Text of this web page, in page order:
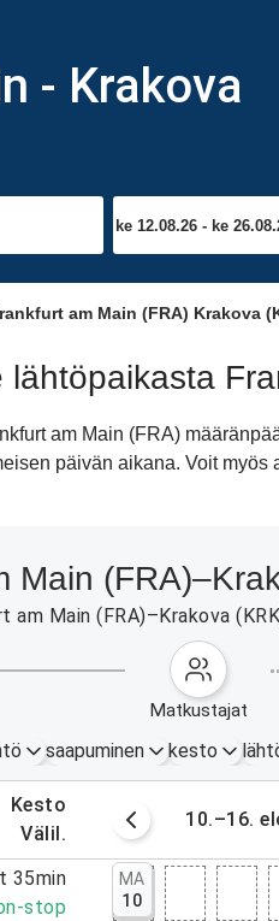
- Krakova
am Main (FRA) Krakova
am Main (FRA)
päivän aikana. Voit
Main
Main (FRA)–Krakova
matkustajat
saapuminen kesto
kesto
välil.
10.–16.
35min
stop
MA
10